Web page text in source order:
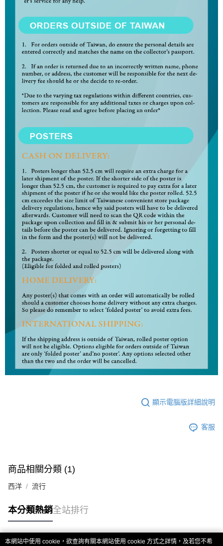
顯示電腦版詳細說明
客服
商品相關分類 (1)
西洋 流行
本分類熱銷全站排行
本網站中使用 cookie，欲查詢有關本網站使用 cookie 方式之詳情，及若您不希